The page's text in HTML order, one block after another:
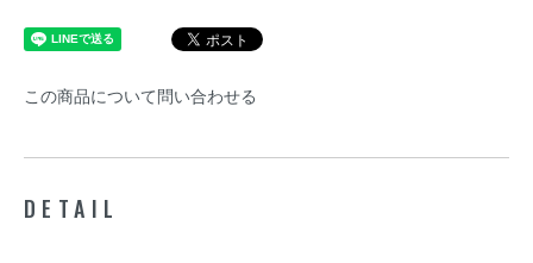
この商品について問い合わせる
DETAIL